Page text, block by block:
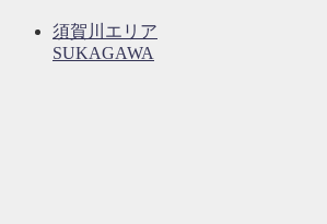
須賀川エリア
SUKAGAWA